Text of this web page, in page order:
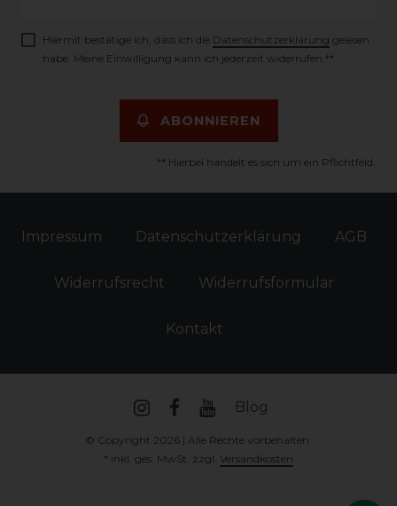
Hiermit bestätige ich, dass ich die Daten­schutz­erklärung gelesen
habe. Meine Einwilligung kann ich jederzeit widerrufen.**
ABONNIEREN
** Hierbei handelt es sich um ein Pflichtfeld.
Impressum Daten­schutz­erklärung AGB
Widerrufs­recht Widerrufs­formular
Kontakt
Blog
© Copyright 2026 | Alle Rechte vorbehalten.
* inkl. ges. MwSt. zzgl. Versandkosten